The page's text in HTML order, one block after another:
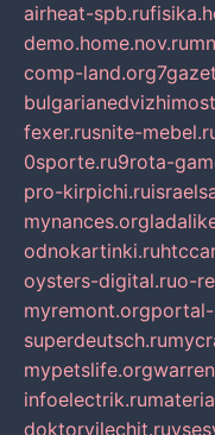
airheat-spb.ru
demo.home.nov.ru
comp-land.org
fexer.rusnite-
0sporte.ru9rota-
pro-kirpichi.ru
mynances.org
odnokartinki.ru
oysters-digital.ruo-
myremont.org
superdeutsch.ru
mypetslife.org
infoelectrik.ru
doktorvilechit.ru